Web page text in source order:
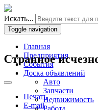
Искать...
Toggle navigation
Главная
Предприятия
События
Доска объявлений
Авто
Запчасти
Недвижимость
Работа
Странное
Печать
E-mail